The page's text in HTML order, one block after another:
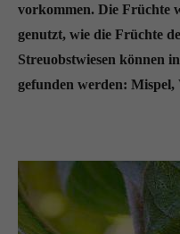
vorkommen. Die Früchte
genutzt, wie die Früchte
Streuobstwiesen können
gefunden werden: